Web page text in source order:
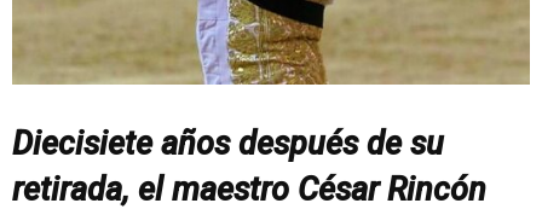
Diecisiete años después de su
retirada, el maestro César Rincón